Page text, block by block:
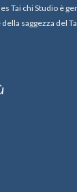
Tai chi Studio è
saggezza del